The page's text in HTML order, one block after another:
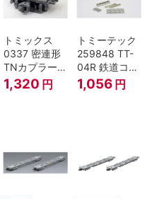
トミックス
0337 密連形
TNカプラー
(6個入・SPタ
イプ)
1,320 円
トミーテック
259848 TT-
04R 鉄道コレ
クション
1,056 円